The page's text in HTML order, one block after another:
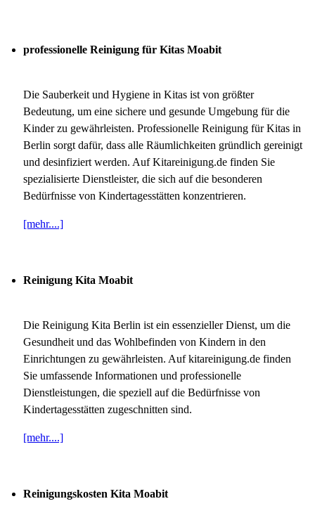
professionelle Reinigung für Kitas Moabit
Die Sauberkeit und Hygiene in Kitas ist von größter
Bedeutung, um eine sichere und gesunde Umgebung für die
Kinder zu gewährleisten. Professionelle Reinigung für Kitas in
Berlin sorgt dafür, dass alle Räumlichkeiten gründlich gereinigt
und desinfiziert werden. Auf Kitareinigung.de finden Sie
spezialisierte Dienstleister, die sich auf die besonderen
Bedürfnisse von Kindertagesstätten konzentrieren.
[mehr....]
Reinigung Kita Moabit
Die Reinigung Kita Berlin ist ein essenzieller Dienst, um die
Gesundheit und das Wohlbefinden von Kindern in den
Einrichtungen zu gewährleisten. Auf kitareinigung.de finden
Sie umfassende Informationen und professionelle
Dienstleistungen, die speziell auf die Bedürfnisse von
Kindertagesstätten zugeschnitten sind.
[mehr....]
Reinigungskosten Kita Moabit